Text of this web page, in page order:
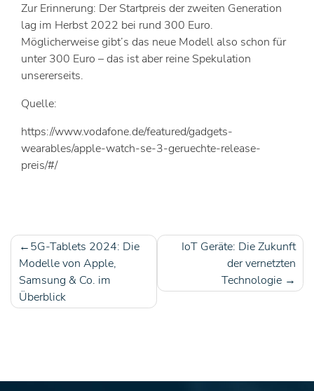
Zur Erinnerung: Der Startpreis der zweiten Generation
lag im Herbst 2022 bei rund 300 Euro.
Möglicherweise gibt’s das neue Modell also schon für
unter 300 Euro – das ist aber reine Spekulation
unsererseits.
Quelle:
https://www.vodafone.de/featured/gadgets-
wearables/apple-watch-se-3-geruechte-release-
preis/#/
Beitragsnavigation
5G-Tablets 2024: Die
Modelle von Apple,
Samsung & Co. im
Überblick
IoT Geräte: Die Zukunft
der vernetzten
Technologie